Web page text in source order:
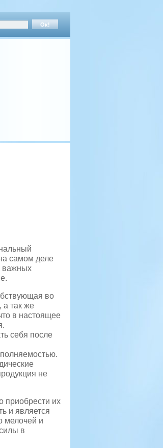
самом деле
важных
во
а так же
в настоящее
себя после
не
приобрести их
и является
мелочей и
в